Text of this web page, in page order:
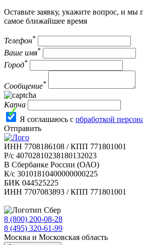
Оставьте заявку, укажите вопрос, и мы
самое ближайшее время
Телефон*
Ваше имя*
Город*
Сообщение*
Капча
Я соглашаюсь с обработкой
Отправить
ИНН 7708186108 / КПП 771801001
Р/с 40702810238180132023
В Сбербанке России (ОАО)
К/с 30101810400000000225
БИК 044525225
ИНН 7707083893 / КПП 771801001
8 (800) 200-08-28
8 (495) 320-61-99
Москва и Московская область